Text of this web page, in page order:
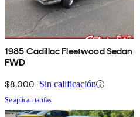
1985 Cadillac Fleetwood Sedan
FWD
$8,000 Sin calificación
Se aplican tarifas